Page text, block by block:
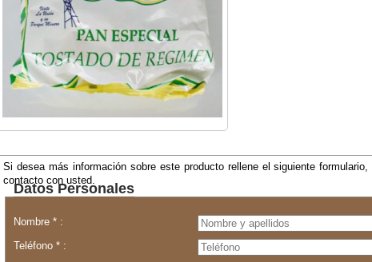
Si desea más información sobre este producto rellene el siguiente
contacto con usted.
Datos Personales
Nombre * :
Teléfono * :